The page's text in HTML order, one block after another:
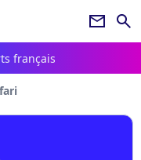
newsletter search
français